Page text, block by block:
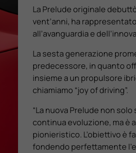
La Prelude originale
vent’anni, ha
all’avanguardia e
La sesta generazione
predecessore, in quanto
insieme a un propulsore
chiamiamo “joy of driving”.
“La nuova Prelude non
continua evoluzione, ma è
pionieristico. L’obiettivo è
fondendo perfettamente